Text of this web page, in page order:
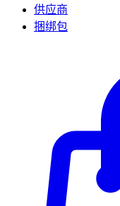
供应商
捆绑包